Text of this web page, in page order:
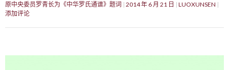
原中央委员罗青长为《中华罗氏通谱》题词 2014 年 6 月 21 日
LUOXUNSEN
添加评论